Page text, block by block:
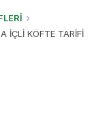
İÇLİ KÖFTE TARİFİ